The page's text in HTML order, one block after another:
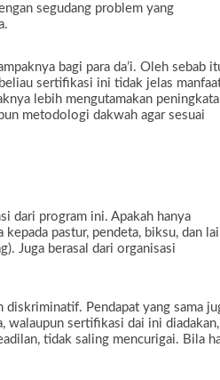
segudang problem yang
bagi para da’i. Oleh sebab
sertifikasi ini tidak jelas
lebih mengutamakan
metodologi dakwah agar sesuai
dari program ini. Apakah hanya
pastur, pendeta, biksu, dan
Juga berasal dari organisasi
Pendapat yang sama
walaupun sertifikasi dai ini diadakan,
tidak saling mencurigai. Bila